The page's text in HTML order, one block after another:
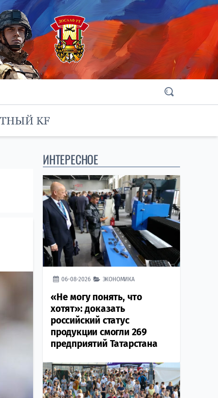
ИНТЕРЕСНОЕ
06-08-2026 ЭКОНОМИКА
«Не могу понять, что
хотят»: доказать
российский статус
продукции смогли 269
предприятий Татарстана